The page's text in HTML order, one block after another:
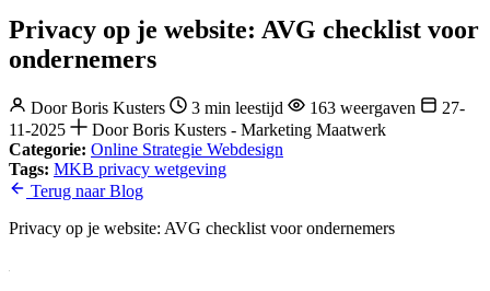
Privacy op je website: AVG checklist voor
ondernemers
DoorBoris Kusters 3 min leestijd 163 weergaven
27-
11-2025
Door Boris Kusters - Marketing Maatwerk
Categorie: Online Strategie Webdesign
Tags: MKB privacy wetgeving
Terug naar Blog
Privacy op je website: AVG checklist voor ondernemers